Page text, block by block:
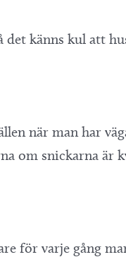
känns kul att
när man har
om snickarna
för varje gång